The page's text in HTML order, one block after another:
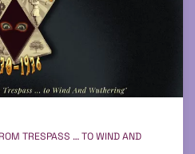
TRESPASS … TO WIND AND